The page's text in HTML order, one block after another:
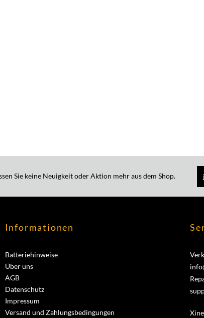
Sie keine Neuigkeit oder Aktion mehr aus dem Shop.
Informationen
Batteriehinweise
Über uns
AGB
Datenschutz
Impressum
Versand und Zahlungsbedingungen